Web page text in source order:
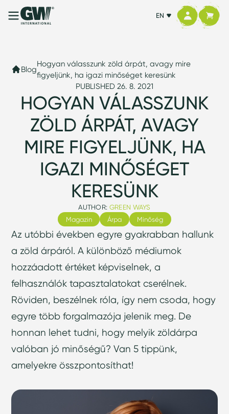
EN
Blog
Hogyan válasszunk zöld árpát, avagy mire
figyeljünk, ha igazi minőséget keresünk
PUBLISHED 26. 8. 2021
HOGYAN VÁLASSZUNK
ZÖLD ÁRPÁT, AVAGY
MIRE FIGYELJÜNK, HA
IGAZI MINŐSÉGET
KERESÜNK
AUTHOR: GREEN WAYS
Magazin
Árpa Minőség
Az utóbbi években egyre gyakrabban hallunk
a zöld árpáról. A különböző médiumok
hozzáadott értéket képviselnek, a
felhasználók tapasztalatokat cserélnek.
Röviden, beszélnek róla, így nem csoda, hogy
egyre több forgalmazója jelenik meg. De
honnan lehet tudni, hogy melyik zöldárpa
valóban jó minőségű? Van 5 tippünk,
amelyekre összpontosíthat!